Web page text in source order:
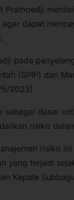
Pramoedji
dapat
pada
(SPIP) dan
5/2023)
sebagai dasar
risiko
risiko
yang terjadi
Kepala